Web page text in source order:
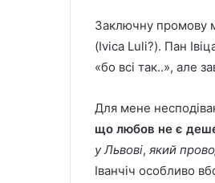
Заключну промову
(Ivica Luli?). Пан
«бо всі так..», але
Для мене
що любов не є
у Львові, який
Іванчіч особливо